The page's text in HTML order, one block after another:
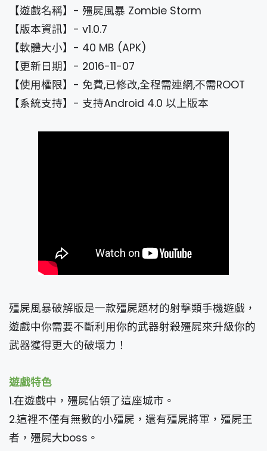
【遊戲名稱】- 殭屍風暴 Zombie Storm
【版本資訊】- v1.0.7
【軟體大小】- 40 MB (APK)
【更新日期】- 2016-11-07
【使用權限】- 免費,已修改,全程需連網,不需ROOT
【系統支持】- 支持Android 4.0 以上版本
殭屍風暴破解版是一款殭屍題材的射擊類手機遊戲，
遊戲中你需要不斷利用你的武器射殺殭屍來升級你的
武器獲得更大的破壞力！
遊戲特色
1.在遊戲中，殭屍佔領了這座城市。
2.這裡不僅有無數的小殭屍，還有殭屍將軍，殭屍王
者，殭屍大boss。